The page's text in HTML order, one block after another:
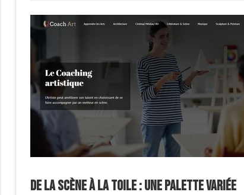
De la scène à la toile : une palette variée